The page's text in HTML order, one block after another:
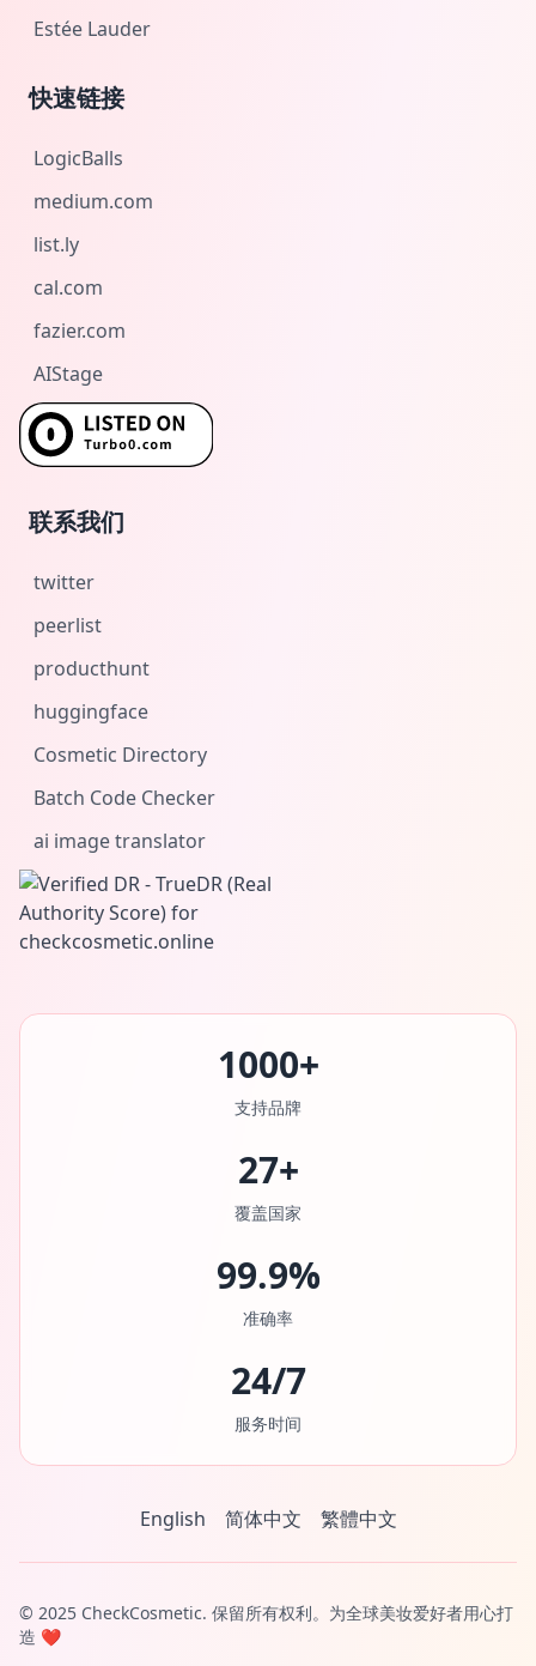
Estée Lauder
快速链接
LogicBalls
medium.com
list.ly
cal.com
fazier.com
AIStage
联系我们
twitter
peerlist
producthunt
huggingface
Cosmetic Directory
Batch Code Checker
ai image translator
1000+
支持品牌
27+
覆盖国家
99.9%
准确率
24/7
服务时间
English 简体中文 繁體中文
© 2025 CheckCosmetic. 保留所有权利。为全球美妆爱好者用心打
造 ❤️